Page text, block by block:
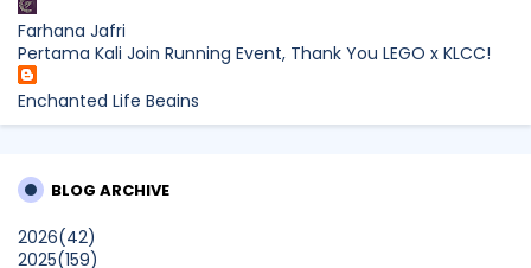
Farhana Jafri
Pertama Kali Join Running Event, Thank You LEGO x KLCC!
Enchanted Life Begins
What to Read After Watching The Odyssey: Kobo’s Reading
What to Read After Watching The Odyssey: Kobo’s Reading
Guide for Myth-Lovers, Movie Fans, and Epic Adventure
BLOG ARCHIVE
2026(42)
2025(159)